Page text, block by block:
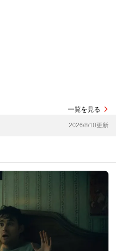
一覧を見る
2026/8/10更新